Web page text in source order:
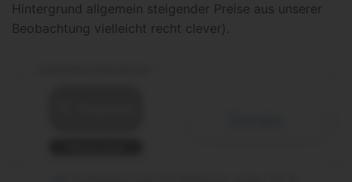
Hintergrund allgemein steigender Preise aus unserer
Beobachtung vielleicht recht clever).